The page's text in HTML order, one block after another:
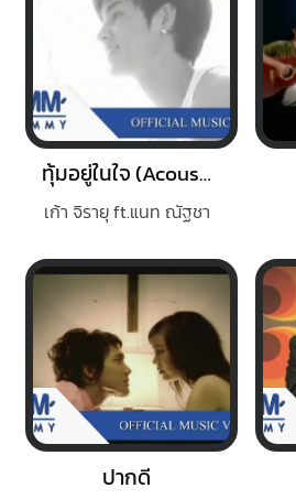
ทุ้มอยู่ในใจ (Acoustic)
เก้า จิรายุ ft.แนท ณัฐชา
ปากดี